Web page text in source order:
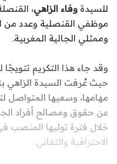
للسيدة وفاء الزاهي،
موظفي القنصلية وعدد من
وممثلي الجالية المغربية.
وقد جاء هذا التكريم تتويجًا
حيث عُرفت السيدة الزاهي
مهامها، وسعيها المتواصل
عن حقوق ومصالح أفراد
خلال فترة توليها المنصب
الاحترافية والتفاني.